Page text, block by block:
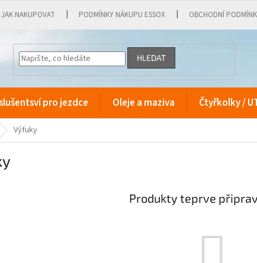
JAK NAKUPOVAT PODMÍNKY NÁKUPU ESSOX OBCHODNÍ
HLEDAT
pro jezdce Oleje a maziva Čtyřkolky /
Výfuky
Produkty teprve